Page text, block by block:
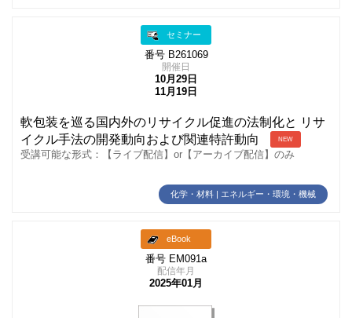
セミナー
番号 B261069
開催日
10月29日
11月19日
軟包装を巡る国内外のリサイクル促進の法制化と リサ
イクル手法の開発動向および関連特許動向
NEW
受講可能な形式：【ライブ配信】or【アーカイブ配信】のみ
化学・材料 | エネルギー・環境・機械
eBook
番号 EM091a
配信年月
2025年01月